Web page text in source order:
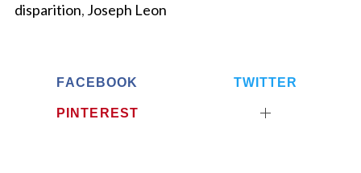
disparition, Joseph Leon
FACEBOOK TWITTER
PINTEREST